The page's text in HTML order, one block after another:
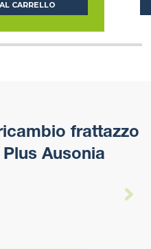
CARRELLO
frattazzo
Ausonia